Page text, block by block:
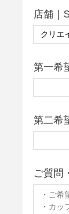
店舗｜
第一
第二
ご質問